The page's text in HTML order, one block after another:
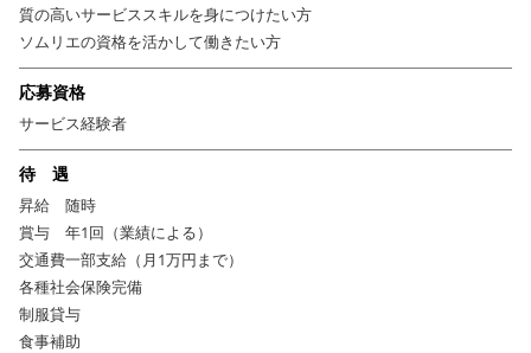
質の高いサービススキルを身につけたい方
ソムリエの資格を活かして働きたい方
応募資格
サービス経験者
待 遇
昇給 随時
賞与 年1回（業績による）
交通費一部支給（月1万円まで）
各種社会保険完備
制服貸与
食事補助